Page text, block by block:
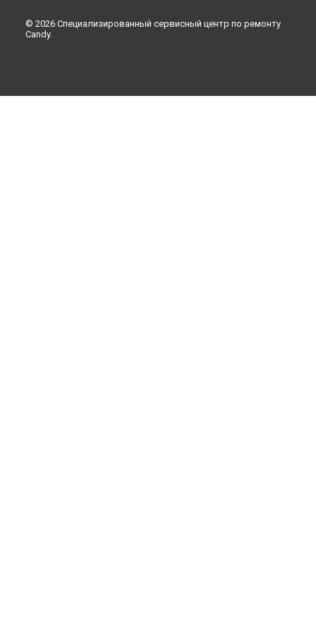
© 2026 Специализированный сервисный центр по ремонту
Candy.